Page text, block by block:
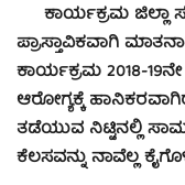
ಕಾರ್ಯಕ್ರಮ ಜಿಲ್ಲಾ
ಪ್ರಾಸ್ತಾವಿಕವಾಗಿ
ಕಾರ್ಯಕ್ರಮ 2018-
ಆರೋಗ್ಯಕ್ಕೆ
ತಡೆಯುವ ನಿಟ್ಟಿನಲ್ಲಿ
ಕೆಲಸವನ್ನು ನಾವೆಲ್ಲ